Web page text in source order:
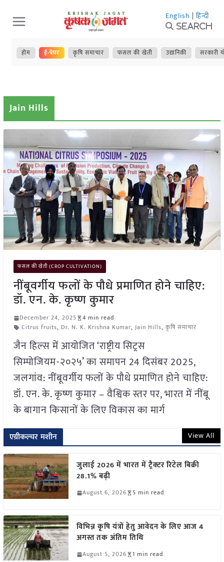
Skip
to
content
English | हिन्दी
Search
होम ई-पेपर कृषि समाचार फसल की खेती उद्यानिकी सरकारी
Jain Hills
फसल की खेती (CROP CULTIVATION)
नींबूवर्गीय फलों के पौधे प्रमाणित होने चाहिए:
डॉ. एन. के. कृष्ण कुमार
December 24, 2025
4 min read
Citrus fruits, Dr. N. K. Krishna Kumar, Jain Hills, कृषि समाचार
जैन हिल्स में आयोजित ‘राष्ट्रीय सिट्रस
सिम्पोजियम-२०२५’ का समापन 24 दिसंबर 2025,
जलगांव: नींबूवर्गीय फलों के पौधे प्रमाणित होने चाहिए:
डॉ. एन. के. कृष्ण कुमार – वैश्विक स्तर पर, भारत में नींबू
के बागान किसानों के लिए विकास का मार्ग
एग्रीकल्चर मशीन View All
जुलाई 2026 में भारत में ट्रैक्टर रिटेल बिक्री
28.1% बढ़ी
August 6, 2026 5 min read
विभिन्न कृषि यंत्रों हेतु आवेदन के लिए आज 4
अगस्त तक अंतिम तिथि
August 5, 2026 1 min read